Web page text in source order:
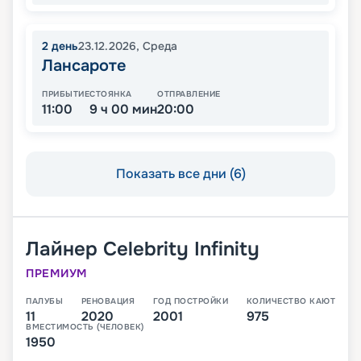
2 день23.12.2026, Среда
Лансароте
ПРИБЫТИЕ
11:00
СТОЯНКА
9 ч 00 мин
ОТПРАВЛЕНИЕ
20:00
Показать все дни (6)
Лайнер Celebrity Infinity
ПРЕМИУМ
ПАЛУБЫ
11
РЕНОВАЦИЯ
2020
ГОД ПОСТРОЙКИ
2001
КОЛИЧЕСТВО КАЮТ
975
ВМЕСТИМОСТЬ (ЧЕЛОВЕК)
1950